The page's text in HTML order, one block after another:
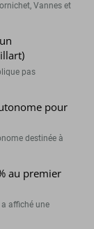
Vannes et
pas
pour
destinée à
au premier
affiché une